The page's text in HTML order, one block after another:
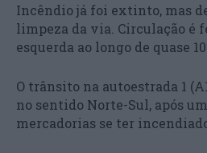
Incêndio já foi extinto, mas
limpeza da via. Circulação é
esquerda ao longo de quase
O trânsito na autoestrada 1
no sentido Norte-Sul, após
mercadorias se ter